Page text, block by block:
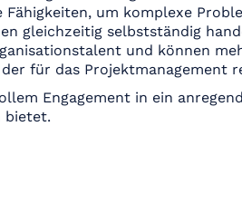
um komplexe
gleichzeitig selbstständig
und können
für das Projektmanagement
Engagement in ein
bietet.